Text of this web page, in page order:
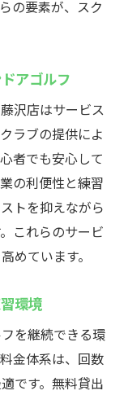
の要素が、スク
アゴルフ
沢店はサービス
ラブの提供によ
者でも安心して
の利便性と練習
トを抑えながら
これらのサービ
めています。
環境
を継続できる環
金体系は、回数
です。無料貸出